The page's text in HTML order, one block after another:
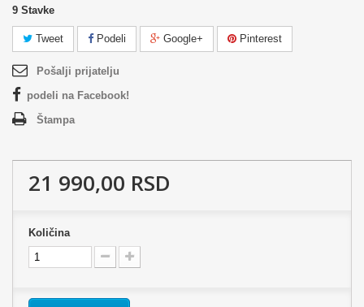
9 Stavke
Tweet Podeli Google+ Pinterest
Pošalji prijatelju
podeli na Facebook!
Štampa
21 990,00 RSD
Količina